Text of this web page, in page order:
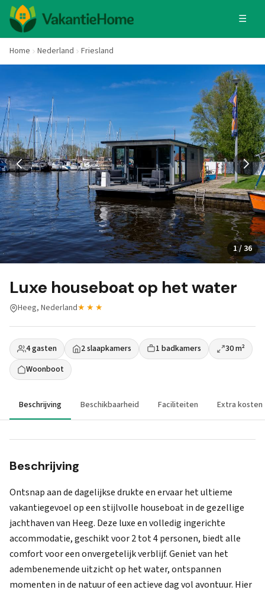
☰
Home Nederland Friesland
1 / 36
Luxe houseboat op het water
Heeg, Nederland★★★
4 gasten 2 slaapkamers 1 badkamers
30 m²
Woonboot
Beschrijving Beschikbaarheid Faciliteiten Extra kosten
Beschrijving
Ontsnap aan de dagelijkse drukte en ervaar het ultieme
vakantiegevoel op een stijlvolle houseboat in de gezellige
jachthaven van Heeg. Deze luxe en volledig ingerichte
accommodatie, geschikt voor 2 tot 4 personen, biedt alle
comfort voor een onvergetelijk verblijf. Geniet van het
adembenemende uitzicht op het water, ontspannen
momenten in de natuur of een actieve dag vol avontuur. Hier